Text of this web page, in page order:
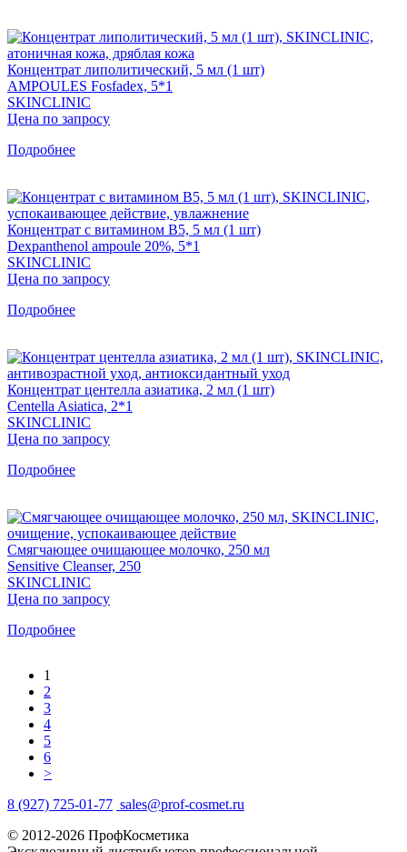
Концентрат липолитический, 5 мл (1 шт)
AMPOULES Fosfadex, 5*1
SKINCLINIC
Цена по запросу
Подробнее
Концентрат с витамином B5, 5 мл (1 шт)
Dexpanthenol ampoule 20%, 5*1
SKINCLINIC
Цена по запросу
Подробнее
Концентрат центелла азиатика, 2 мл (1 шт)
Centella Asiatica, 2*1
SKINCLINIC
Цена по запросу
Подробнее
Смягчающее очищающее молочко, 250 мл
Sensitive Cleanser, 250
SKINCLINIC
Цена по запросу
Подробнее
1
2
3
4
5
6
>
8 (927) 725-01-77 sales@prof-cosmet.ru
© 2012-2026 ПрофКосметика